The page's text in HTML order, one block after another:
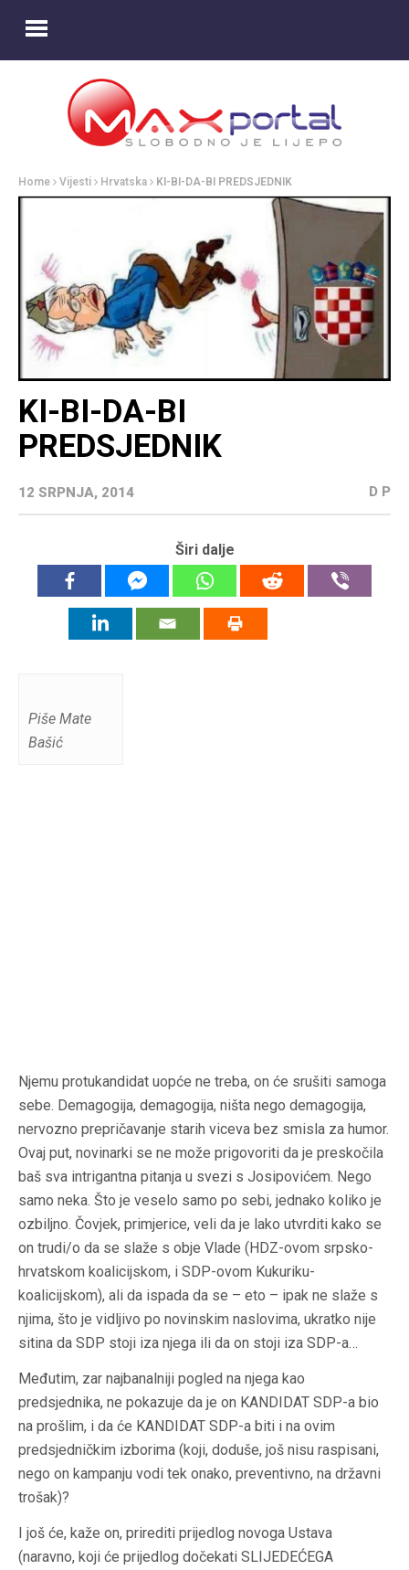
Home Vijesti Hrvatska KI-BI-DA-BI PREDSJEDNIK
KI-BI-DA-BI
PREDSJEDNIK
12 SRPNJA, 2014 D P
Širi dalje
Piše Mate
Bašić
Njemu protukandidat uopće ne treba, on će srušiti samoga
sebe. Demagogija, demagogija, ništa nego demagogija,
nervozno prepričavanje starih viceva bez smisla za humor.
Ovaj put, novinarki se ne može prigovoriti da je preskočila
baš sva intrigantna pitanja u svezi s Josipovićem. Nego
samo neka. Što je veselo samo po sebi, jednako koliko je
ozbiljno. Čovjek, primjerice, veli da je lako utvrditi kako se
on trudi/o da se slaže s obje Vlade (HDZ-ovom srpsko-
hrvatskom koalicijskom, i SDP-ovom Kukuriku-
koalicijskom), ali da ispada da se – eto – ipak ne slaže s
njima, što je vidljivo po novinskim naslovima, ukratko nije
sitina da SDP stoji iza njega ili da on stoji iza SDP-a…
Međutim, zar najbanalniji pogled na njega kao
predsjednika, ne pokazuje da je on KANDIDAT SDP-a bio
na prošlim, i da će KANDIDAT SDP-a biti i na ovim
predsjedničkim izborima (koji, doduše, još nisu raspisani,
nego on kampanju vodi tek onako, preventivno, na državni
trošak)?
I još će, kaže on, prirediti prijedlog novoga Ustava
(naravno, koji će prijedlog dočekati SLIJEDEĆEGA